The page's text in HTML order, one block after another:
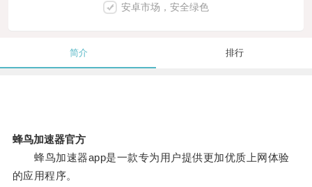
安卓市场，安全绿色
简介 排行
蜂鸟加速器官方
蜂鸟加速器app是一款专为用户提供更加优质上网体验
的应用程序。